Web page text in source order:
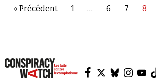
« Précédent 1 … 6 7 8